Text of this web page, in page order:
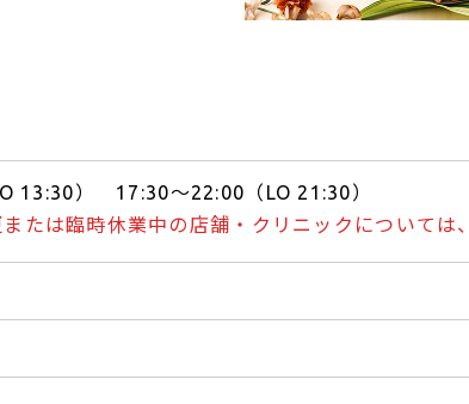
13:30） 17:30～22:00（LO 21:30）
たは臨時休業中の店舗・クリニックについては、